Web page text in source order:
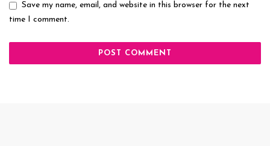
Save my name, email, and website in this browser for the next
time I comment.